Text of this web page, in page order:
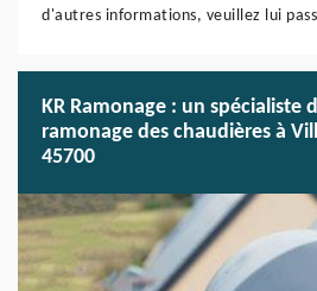
d'autres informations, veuillez lui
KR Ramonage : un spécialiste
ramonage des chaudières à
45700